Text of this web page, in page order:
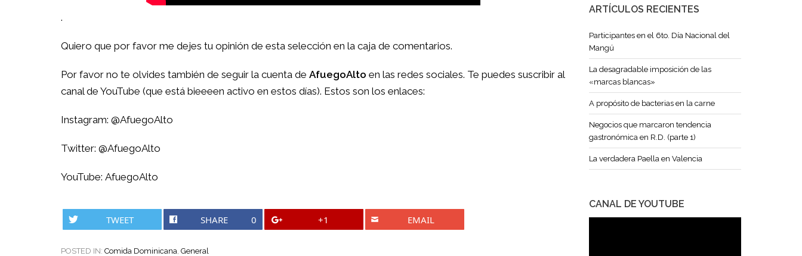
.
Quiero que por favor me dejes tu opinión de esta selección en la caja de comentarios.
Por favor no te olvides también de seguir la cuenta de AfuegoAlto en las redes sociales. Te puedes suscribir al
canal de YouTube (que está bieeeen activo en estos días). Estos son los enlaces:
Instagram: @AfuegoAlto
Twitter: @AfuegoAlto
YouTube: AfuegoAlto
TWEET SHARE 0 +1 EMAIL
POSTED IN: Comida Dominicana, General
ARTÍCULOS RECIENTES
Participantes en el 6to. Día Nacional del
Mangú
La desagradable imposición de las
«marcas blancas»
A propósito de bacterias en la carne
Negocios que marcaron tendencia
gastronómica en R.D. (parte 1)
La verdadera Paella en Valencia
CANAL DE YOUTUBE